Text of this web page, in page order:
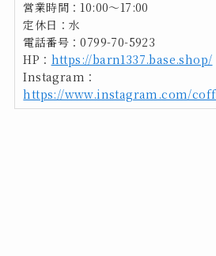
営業時間：10:00～17:00
定休日：水
電話番号：0799-70-5923
HP： https://barn1337.base.shop/
Instagram：
https://www.instagram.com/